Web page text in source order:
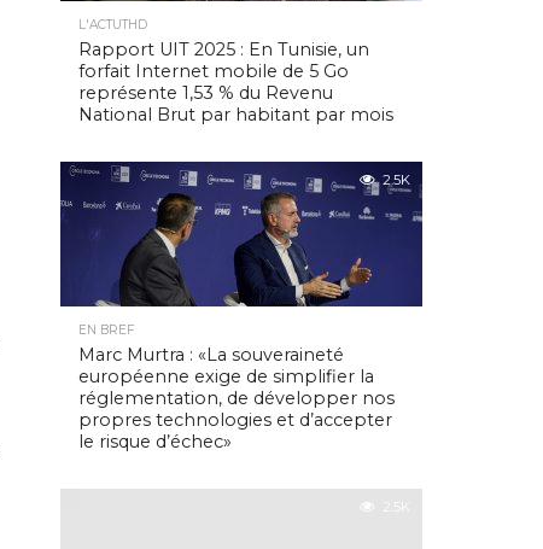
L'ACTUTHD
Rapport UIT 2025 : En Tunisie, un
forfait Internet mobile de 5 Go
représente 1,53 % du Revenu
National Brut par habitant par mois
2.5K
EN BREF
Marc Murtra : «La souveraineté
européenne exige de simplifier la
réglementation, de développer nos
propres technologies et d’accepter
le risque d’échec»
2.5K